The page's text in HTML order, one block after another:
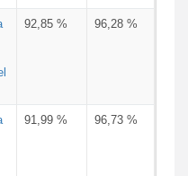
92,85 % 96,28 %
91,99 % 96,73 %